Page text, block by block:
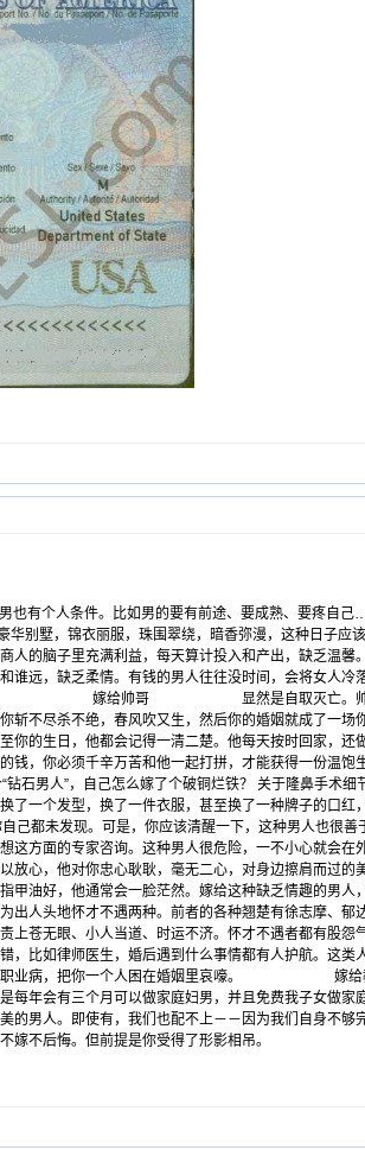
也有个人条件。比如男的要有前途、要成熟、要疼自
珠围翠绕，暗香弥漫，这种日子应该很不错
人的脑子里充满利益，每天算计投入和产出，缺乏
缺乏柔情。有钱的男人往往没时间，会将女人冷落
知道？ 嫁给帅哥 显然是自取灭亡。帅哥就算
的叫你斩不尽杀不绝，春风吹又生，然后你的
你的生日，他都会记得一清二楚。他每天按时回家，
钱，你必须千辛万苦和他一起打拼，才能获得一份温
石男人”，自己怎么嫁了个破铜烂铁？ 关于隆鼻手术
了一个发型，换了一件衣服，甚至换了一种牌子的口
己都未发现。可是，你应该清醒一下，这种男人也很
这方面的专家咨询。这种男人很危险，一不小心就会在
耿，毫无二心，对身边擦肩而过的美女绝对
紫色指甲油好，他通常会一脸茫然。嫁给这种
出人头地怀才不遇两种。前者的各种翘楚有徐志摩、
上苍无眼、小人当道、时运不济。怀才不遇者都有股
后遇到什么事情都有人护航。这类人较有素
的职业病，把你一个人困在婚姻里哀嚎。 嫁给
点是每年会有三个月可以做家庭妇男，并且免费
的男人。即使有，我们也配不上－－因为我们自身不
嫁不后悔。但前提是你受得了形影相吊。